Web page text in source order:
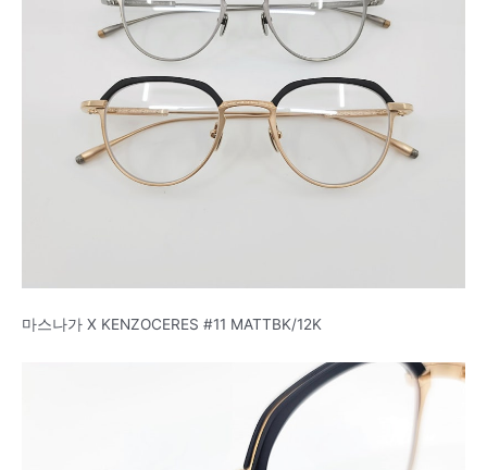
마스나가 X KENZOCERES #11 MATTBK/12K